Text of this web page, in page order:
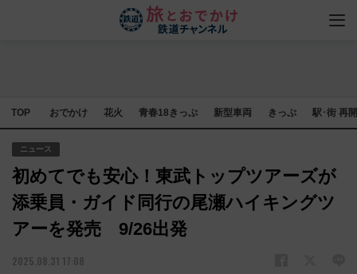
TOP おでかけ 花火 青春18きっぷ 新型車両 きっぷ 駅･街 再
ニュース
初めてでも安心！東武トップツアーズが
添乗員・ガイド同行の尾瀬ハイキングツ
アーを発売 9/26出発
2025.08.31 17:08